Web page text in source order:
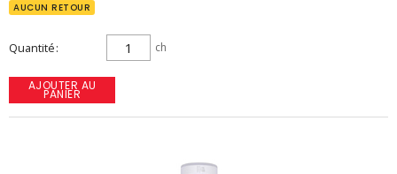
AUCUN RETOUR
Quantité ch
AJOUTER AU
PANIER